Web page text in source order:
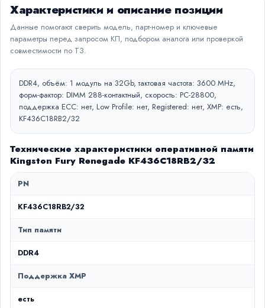
Характеристики и описание позиции
Данные помогают сверить модель, парт-номер и ключевые
параметры перед запросом КП, подбором аналога или проверкой
совместимости по ТЗ.
DDR4, объём: 1 модуль на 32Gb, тактовая частота: 3600 MHz,
форм-фактор: DIMM 288-контактный, скорость: PC-28800,
поддержка ECC: нет, Low Profile: нет, Registered: нет, XMP: есть,
KF436C18RB2/32
Технические характеристики оперативной памяти
Kingston Fury Renegade KF436C18RB2/32
PN
KF436C18RB2/32
Тип памяти
DDR4
Поддержка XMP
есть